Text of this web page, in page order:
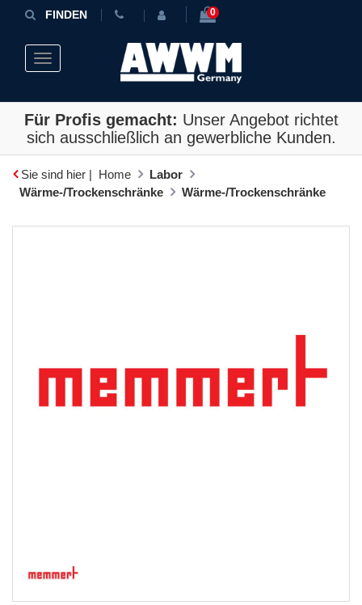
FINDEN 0
Toggle navigation
Für Profis gemacht: Unser Angebot richtet
sich ausschließlich an gewerbliche Kunden.
Sie sind hier | Home
Labor
Wärme-/Trockenschränke
Wärme-/Trockenschränke